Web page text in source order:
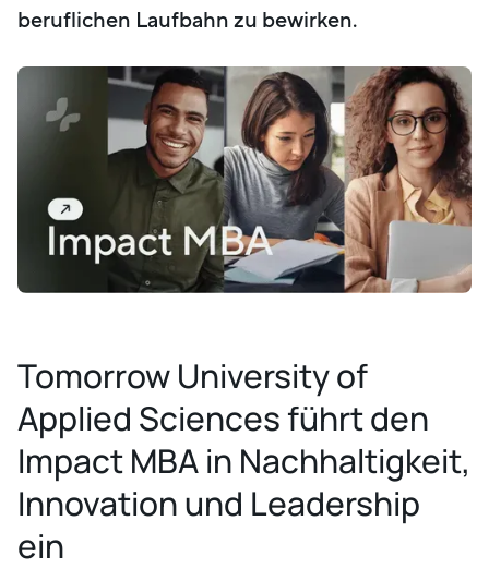
beruflichen Laufbahn zu bewirken.
Tomorrow University of
Applied Sciences führt den
Impact MBA in Nachhaltigkeit,
Innovation und Leadership
ein